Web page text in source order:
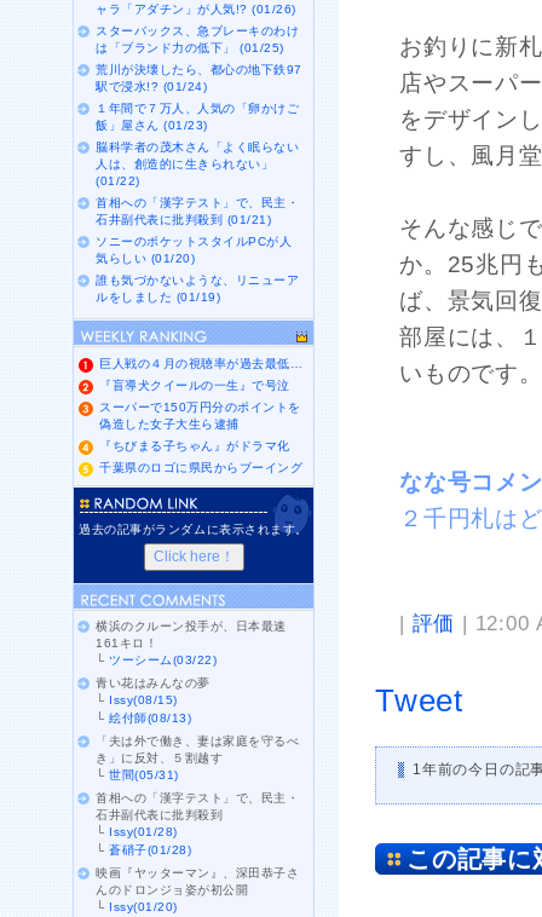
お釣りに新
店やスーパ
をデザイン
すし、風月
そんな感じ
か。25兆円
ば、景気回
部屋には、
いものです。
なな号コ
２千円札は
| 評価 | 12:00
Tweet
1年前の今日の記
この記事に
ャラ「アダチン」が人気!? (01/26)
スターバックス、急ブレーキのわけ
は「ブランド力の低下」 (01/25)
荒川が決壊したら、都心の地下鉄97
駅で浸水!? (01/24)
１年間で７万人、人気の「卵かけご
飯」屋さん (01/23)
脳科学者の茂木さん「よく眠らない
人は、創造的に生きられない」
(01/22)
首相への「漢字テスト」で、民主・
石井副代表に批判殺到 (01/21)
ソニーのポケットスタイルPCが人
気らしい (01/20)
誰も気づかないような、リニューア
ルをしました (01/19)
巨人戦の４月の視聴率が過去最低…
『盲導犬クイールの一生』で号泣
スーパーで150万円分のポイントを
偽造した女子大生ら逮捕
『ちびまる子ちゃん』がドラマ化
千葉県のロゴに県民からブーイング
過去の記事がランダムに表示されます。
横浜のクルーン投手が、日本最速
161キロ！
└ツーシーム(03/22)
青い花はみんなの夢
└ Issy(08/15)
└絵付師(08/13)
「夫は外で働き、妻は家庭を守るべ
き」に反対、５割越す
└世間(05/31)
首相への「漢字テスト」で、民主・
石井副代表に批判殺到
└ Issy(01/28)
└蒼硝子(01/28)
映画『ヤッターマン』、深田恭子さ
んのドロンジョ姿が初公開
└ Issy(01/20)